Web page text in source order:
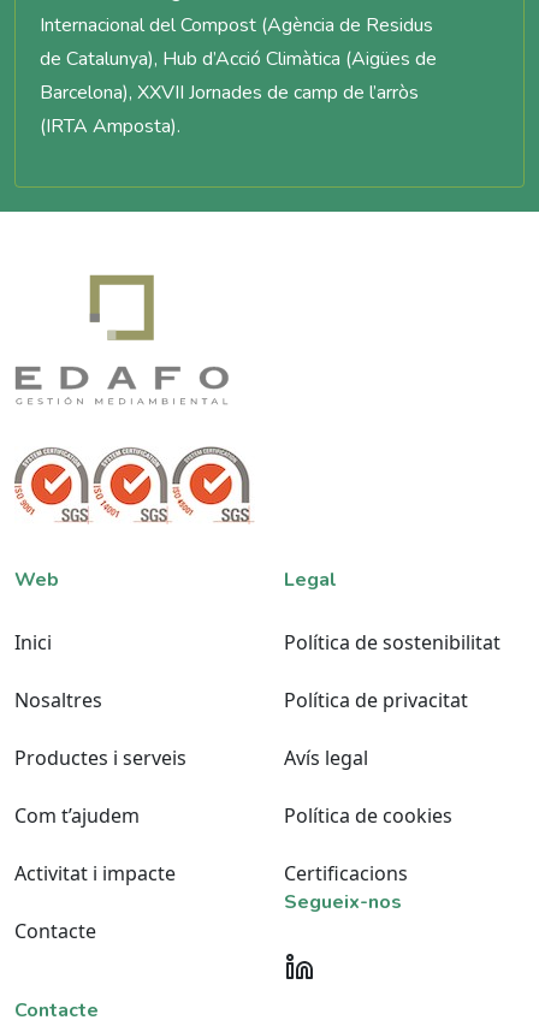
Internacional del Compost (Agència de Residus
de Catalunya), Hub d’Acció Climàtica (Aigües de
Barcelona), XXVII Jornades de camp de l’arròs
(IRTA Amposta).
Web
Inici
Nosaltres
Productes i serveis
Com t’ajudem
Activitat i impacte
Contacte
Legal
Política de sostenibilitat
Política de privacitat
Avís legal
Política de cookies
Certificacions
Contacte
Segueix-nos